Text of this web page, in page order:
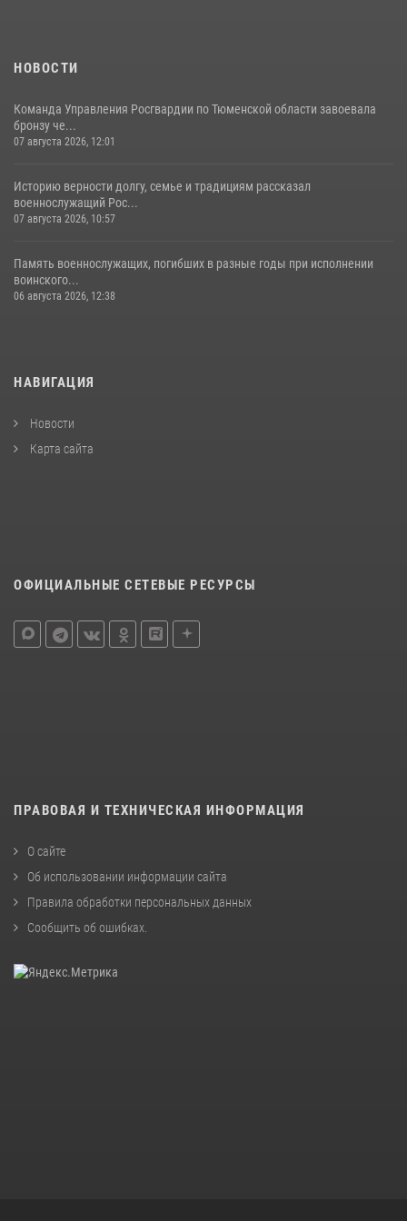
НОВОСТИ
Команда Управления Росгвардии по Тюменской области завоевала
бронзу че...
07 августа 2026, 12:01
Историю верности долгу, семье и традициям рассказал
военнослужащий Рос...
07 августа 2026, 10:57
Память военнослужащих, погибших в разные годы при исполнении
воинского...
06 августа 2026, 12:38
НАВИГАЦИЯ
Новости
Карта сайта
ОФИЦИАЛЬНЫЕ СЕТЕВЫЕ РЕСУРСЫ
ПРАВОВАЯ И ТЕХНИЧЕСКАЯ ИНФОРМАЦИЯ
О сайте
Об использовании информации сайта
Правила обработки персональных данных
Сообщить об ошибках